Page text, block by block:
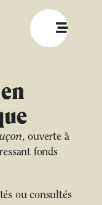
, ouverte à
fonds
ou consultés